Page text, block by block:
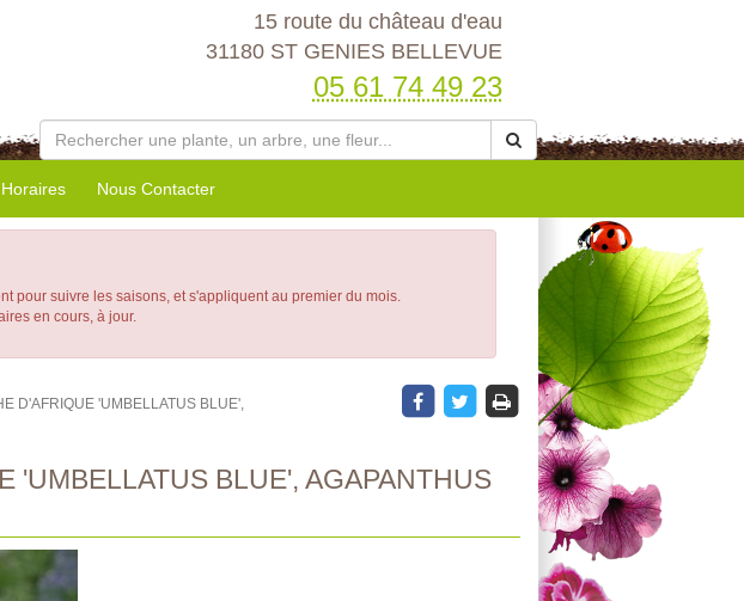
15 route du château d'eau
31180 ST GENIES BELLEVUE
05 61 74 49 23
Nous Contacter
pour suivre les saisons, et s'appliquent au premier du mois.
en cours, à jour.
D'AFRIQUE 'UMBELLATUS BLUE',
'UMBELLATUS BLUE', AGAPANTHUS